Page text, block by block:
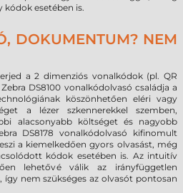
kódok esetében is.
DOKUMENTUM? NEM
a 2 dimenziós vonalkódok (pl. QR
DS8100 vonalkódolvasó családja a
köszönhetően eléri vagy
a lézer szkennerekkel szemben,
alacsonyabb költséget és nagyobb
DS8178 vonalkódolvasó kifinomult
a kiemelkedően gyors olvasást, még
kódok esetében is. Az intuitív
lehetővé válik az irányfüggetlen
így nem szükséges az olvasót pontosan